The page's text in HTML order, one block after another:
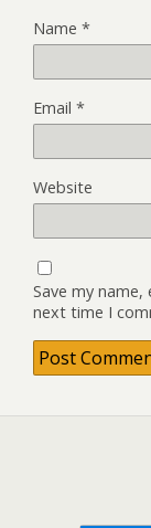
Name *
Email *
Website
Save my
next time I